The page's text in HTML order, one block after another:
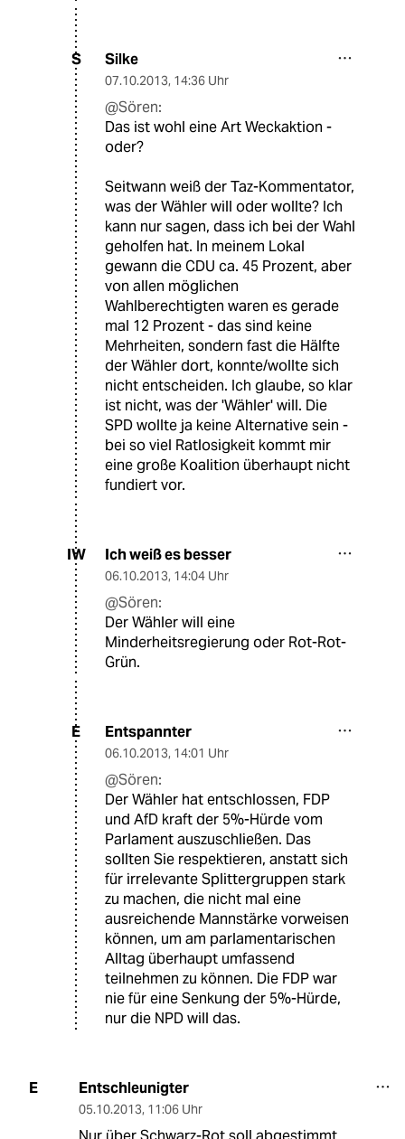
S Silke
07.10.2013, 14:36 Uhr
@Sören:
Das ist wohl eine Art Weckaktion -
oder?
Seitwann weiß der Taz-Kommentator,
was der Wähler will oder wollte? Ich
kann nur sagen, dass ich bei der Wahl
geholfen hat. In meinem Lokal
gewann die CDU ca. 45 Prozent, aber
von allen möglichen
Wahlberechtigten waren es gerade
mal 12 Prozent - das sind keine
Mehrheiten, sondern fast die Hälfte
der Wähler dort, konnte/wollte sich
nicht entscheiden. Ich glaube, so klar
ist nicht, was der 'Wähler' will. Die
SPD wollte ja keine Alternative sein -
bei so viel Ratlosigkeit kommt mir
eine große Koalition überhaupt nicht
fundiert vor.
IW Ich weiß es besser
06.10.2013, 14:04 Uhr
@Sören:
Der Wähler will eine
Minderheitsregierung oder Rot-Rot-
Grün.
E Entspannter
06.10.2013, 14:01 Uhr
@Sören:
Der Wähler hat entschlossen, FDP
und AfD kraft der 5%-Hürde vom
Parlament auszuschließen. Das
sollten Sie respektieren, anstatt sich
für irrelevante Splittergruppen stark
zu machen, die nicht mal eine
ausreichende Mannstärke vorweisen
können, um am parlamentarischen
Alltag überhaupt umfassend
teilnehmen zu können. Die FDP war
nie für eine Senkung der 5%-Hürde,
nur die NPD will das.
E Entschleunigter
05.10.2013, 11:06 Uhr